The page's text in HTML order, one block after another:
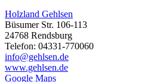
Holzland Gehlsen
Büsumer Str. 106-113
24768 Rendsburg
Telefon: 04331-770060
info@gehlsen.de
www.gehlsen.de
Google Maps